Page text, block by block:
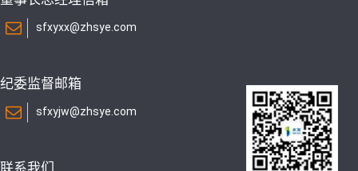
sfxyxx@zhsye.com
纪委监督邮箱
sfxyjw@zhsye.com
联系我们